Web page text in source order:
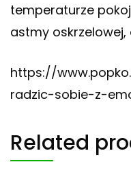
temperaturze
astmy
https://
radzic-sobie-z-
Related